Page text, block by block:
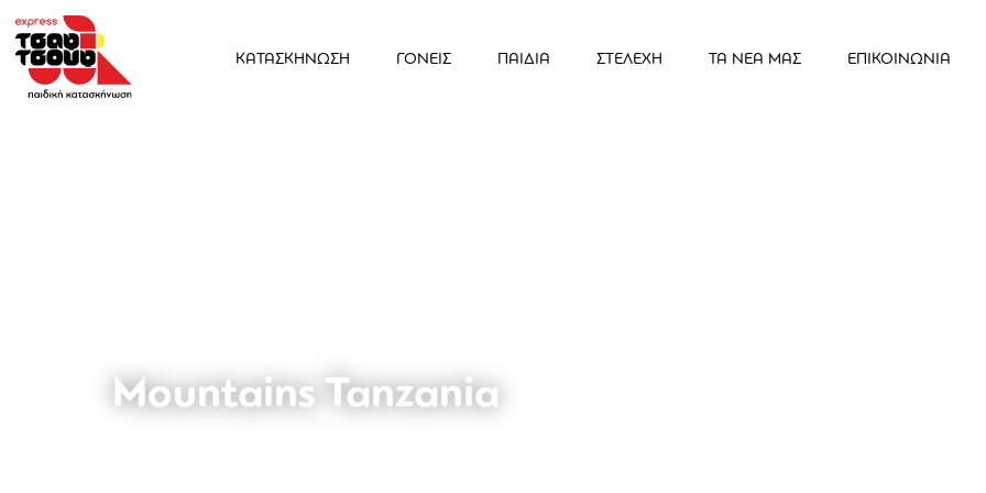
ΚΑΤΑΣΚΗΝΩΣΗ ΓΟΝΕΙΣ ΠΑΙΔΙΑ ΣΤΕΛΕΧΗ ΤΑ ΝΕΑ ΜΑΣ ΕΠΙΚΟΙΝΩΝΙΑ
Mountains Tanzania